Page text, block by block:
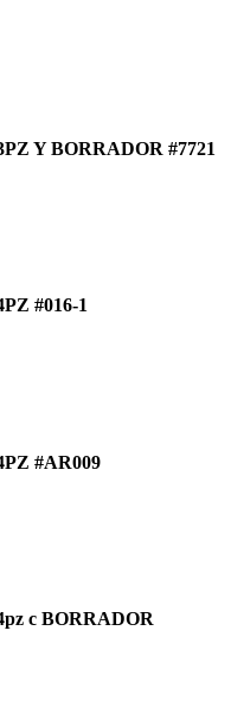
Y BORRADOR #7721
#016-1
#AR009
c BORRADOR